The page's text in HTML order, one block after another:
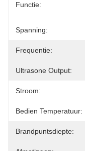
Functie:
Spanning:
Frequentie:
Ultrasone Output:
Stroom:
Bedien Temperatuur:
Brandpuntsdiepte: